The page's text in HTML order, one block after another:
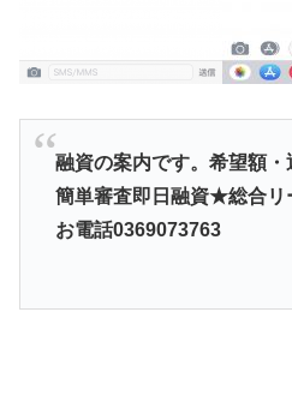
融資の案内です。希望額
簡単審査即日融資★総合リ
お電話0369073763